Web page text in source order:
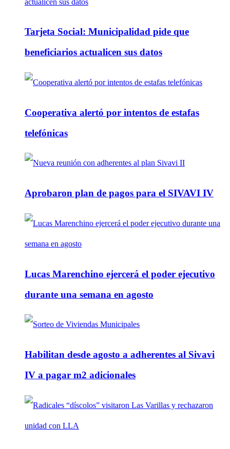
Tarjeta Social: Municipalidad pide que
beneficiarios actualicen sus datos
Cooperativa alertó por intentos de estafas
telefónicas
Aprobaron plan de pagos para el SIVAVI IV
Lucas Marenchino ejercerá el poder ejecutivo
durante una semana en agosto
Habilitan desde agosto a adherentes al Sivavi
IV a pagar m2 adicionales